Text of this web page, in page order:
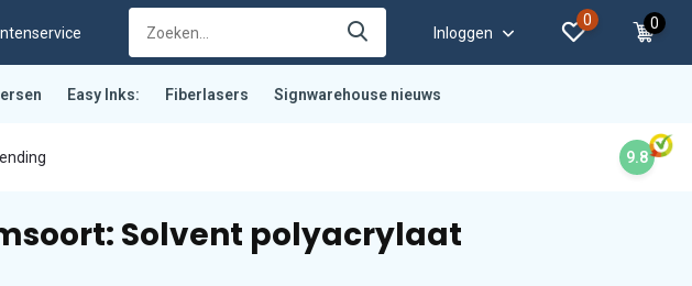
Inloggen
0 0
Easy Inks: Fiberlasers Signwarehouse nieuws
9.8
Solvent polyacrylaat